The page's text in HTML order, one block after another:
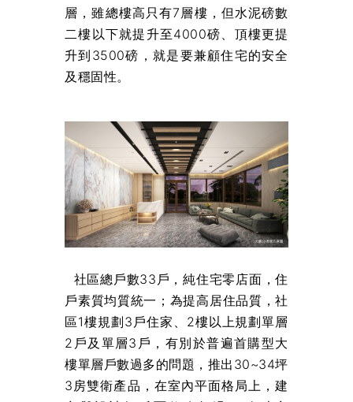
層，雖總樓高只有7層樓，但水泥磅數
二樓以下就提升至4000磅、頂樓更提
升到3500磅，就是要兼顧住宅的安全
及穩固性。
社區總戶數33戶，純住宅零店面，住
戶素質均質統一；為提高居住品質，社
區1樓規劃3戶住家、2樓以上規劃單層
2戶及單層3戶，有別於普遍首購型大
樓單層戶數過多的問題，推出30~34坪
3房雙衛產品，在室內平面格局上，建